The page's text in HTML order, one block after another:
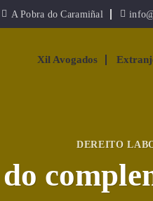
A Pobra do Caramiñal
Xil Avogados
DEREITO